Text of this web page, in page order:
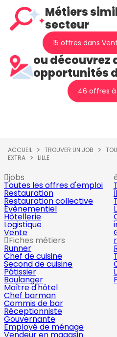
Métiers
secteur
15 offres dans
ou découvrez
opportunités
46 offres à
ACCUEIL TROUVER UN JOB
EXTRA
LILLE
jobs
Toutes les offres d'emploi
Restauration
Restauration collective
Évènementiel
Hôtellerie
Logistique
Vente
Fiches métiers
Runner
Chef de cuisine
Second de cuisine
Pâtissier
Boulanger
Maître d'hôtel
Chef barman
Commis de bar
Réceptionniste
Gouvernante
Employé de ménage